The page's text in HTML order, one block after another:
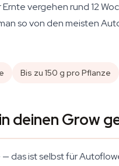
Ernte vergehen rund 12
so von den meisten
Bis zu 150 g pro Pflanze
deinen Grow
— das ist selbst für